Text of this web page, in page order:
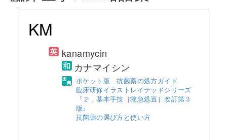
KM
kanamycin
カナマイシン
ポケット版 抗菌薬の処方ガイド
臨床研修イラストレイテッドシリーズ
『２．基本手技［救急処置］改訂第３
版』
抗菌薬の選び方と使い方